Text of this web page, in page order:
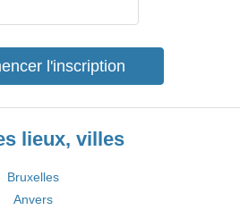
l'inscription
lieux, villes
Bruxelles
Anvers